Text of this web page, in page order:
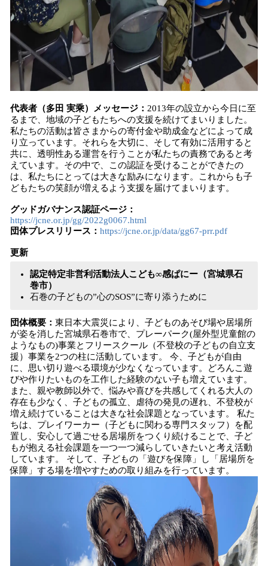
代表者（多田 実乘）メッセージ： 2013年の設立から今日に至
るまで、地域の子どもたちへの支援を続けてまいりました。
私たちの活動は皆さまからの寄付金や助成金などによって成
り立っています。それらを大切に、そして有効に活用すると
共に、透明性ある運営を行うことが私たちの責務であると考
えています。その中で、この認証を受けることができたの
は、私たちにとっては大きな励みになります。これからも子
どもたちの笑顔が増えるよう支援を届けてまいります。
グッドガバナンス認証ページ：
https://jcne.or.jp/gg/2022g0067.html
団体プレスリリース： https://jcne.or.jp/data/gg67-prr.pdf
更新
認定特定非営利活動法人こども∞感ぱにー（宮城県石
巻市）
石巻の子どもの”心のSOS”に寄り添うために
団体概要： 東日本大震災により、子どものあそび場や居場所
が姿を消した宮城県石巻市で、プレーパーク(屋外型児童館の
ようなもの)事業とフリースクール（不登校の子どもの自立支
援）事業を2つの柱に活動しています。 今、子どもが自由
に、思い切り遊べる環境が少なくなっています。どろんこ遊
びや作りたいものを工作した経験のない子も増えています。
また、親や教師以外で、悩みや喜びを共感してくれる大人の
存在も少なく、子どもの孤立、虐待の発見の遅れ、不登校が
増え続けていることは大きな社会課題となっています。 私た
ちは、プレイワーカー（子どもに関わる専門スタッフ）を配
置し、安心して過ごせる居場所をつくり続けることで、子ど
もが抱える社会課題を一つ一つ減らしていきたいと考え活動
しています。 そして、子どもの「遊びを保障」し「居場所を
保障」する場を増やすための取り組みを行っています。